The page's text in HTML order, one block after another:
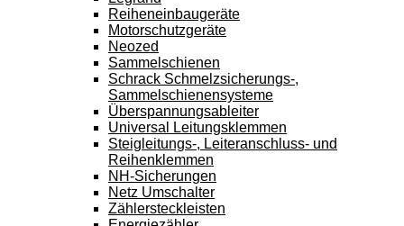
Reiheneinbaugeräte
Motorschutzgeräte
Neozed
Sammelschienen
Schrack Schmelzsicherungs-,
Sammelschienensysteme
Überspannungsableiter
Universal Leitungsklemmen
Steigleitungs-, Leiteranschluss- und
Reihenklemmen
NH-Sicherungen
Netz Umschalter
Zählersteckleisten